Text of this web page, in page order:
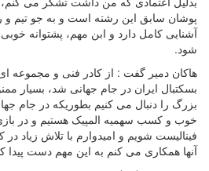
پوشان سابق این رشته است و به جو تیم
آشنایی کامل دارد و ابن مهم، پشتوانه
شود.
هاکان دمیر گفت : از کادر فنی و
بسکتبال ایران در جام جهانی شد، بسیار
بزرگ را دنبال می کنیم بطوریکه در جام
خوب و کسب سهمیه المپیک هستیم و در
فینالیست شویم و امیدوارم با تلاش زیاد
آنها همکاری می کنم به این مهم دست پیدا